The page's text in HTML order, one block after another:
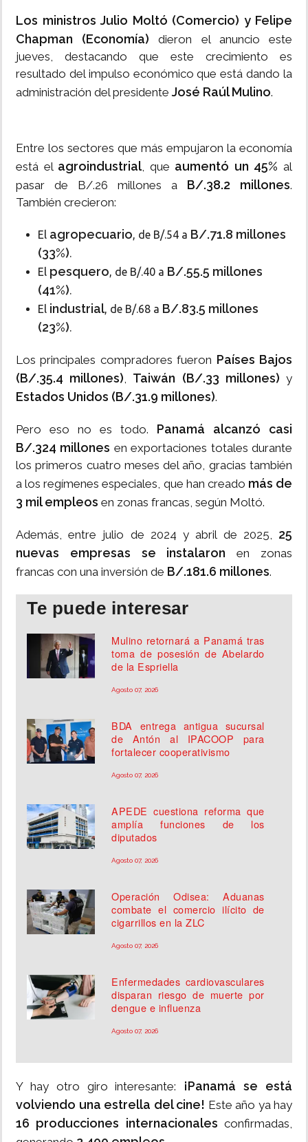
Los ministros Julio Moltó (Comercio) y Felipe
Chapman (Economía) dieron el anuncio este
jueves, destacando que este crecimiento es
resultado del impulso económico que está dando la
administración del presidente José Raúl Mulino.
Entre los sectores que más empujaron la economía
está el agroindustrial, que aumentó un 45% al
pasar de B/.26 millones a B/.38.2 millones.
También crecieron:
El agropecuario, de B/.54 a B/.71.8 millones
(33%).
El pesquero, de B/.40 a B/.55.5 millones
(41%).
El industrial, de B/.68 a B/.83.5 millones
(23%).
Los principales compradores fueron Países Bajos
(B/.35.4 millones), Taiwán (B/.33 millones) y
Estados Unidos (B/.31.9 millones).
Pero eso no es todo. Panamá alcanzó casi
B/.324 millones en exportaciones totales durante
los primeros cuatro meses del año, gracias también
a los regímenes especiales, que han creado más de
3 mil empleos en zonas francas, según Moltó.
Además, entre julio de 2024 y abril de 2025, 25
nuevas empresas se instalaron en zonas
francas con una inversión de B/.181.6 millones.
Te puede interesar
Mulino retornará a Panamá tras
toma de posesión de Abelardo
de la Espriella
Agosto 07, 2026
BDA entrega antigua sucursal
de Antón al IPACOOP para
fortalecer cooperativismo
Agosto 07, 2026
APEDE cuestiona reforma que
amplía funciones de los
diputados
Agosto 07, 2026
Operación Odisea: Aduanas
combate el comercio ilícito de
cigarrillos en la ZLC
Agosto 07, 2026
Enfermedades cardiovasculares
disparan riesgo de muerte por
dengue e influenza
Agosto 07, 2026
Y hay otro giro interesante: ¡Panamá se está
volviendo una estrella del cine! Este año ya hay
16 producciones internacionales confirmadas,